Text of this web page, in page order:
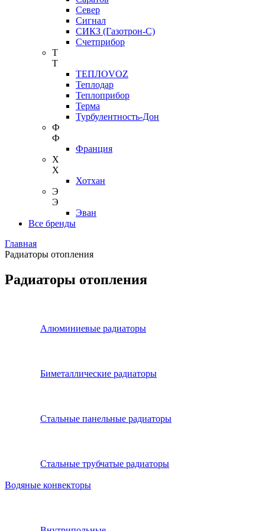
Север
Сигнал
СИКЗ (Газотрон-С)
Счетприбор
Т
Т
ТЕПЛОVOZ
Теплодар
Теплоприбор
Терма
Турбулентность-Дон
Ф
Ф
Франция
Х
Х
Хотхан
Э
Э
Эван
Все бренды
Главная
Радиаторы отопления
Радиаторы отопления
Алюминиевые радиаторы
Биметаллические радиаторы
Стальные панельные радиаторы
Стальные трубчатые радиаторы
Водяные конвекторы